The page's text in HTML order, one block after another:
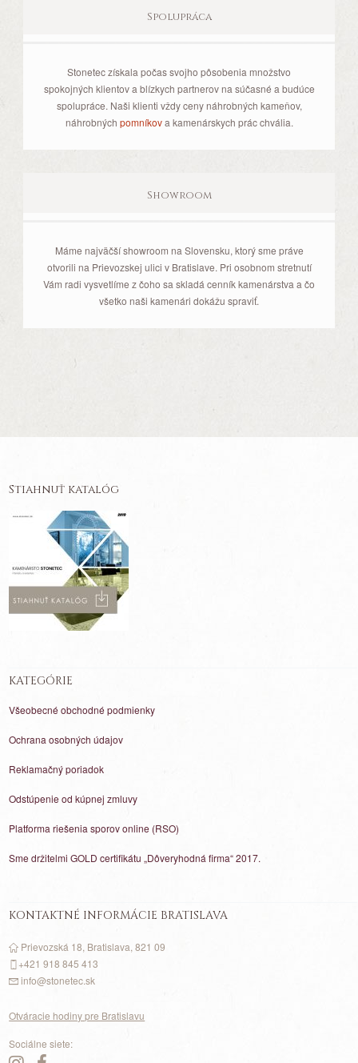
Spolupráca
Stonetec získala počas svojho pôsobenia množstvo
spokojných klientov a blízkych partnerov na súčasné a budúce
spolupráce. Naši klienti vždy ceny náhrobných kameňov,
náhrobných pomníkova kamenárskych prác chvália.
Showroom
Máme najväčší showroom na Slovensku, ktorý sme práve
otvorili na Prievozskej ulici v Bratislave. Pri osobnom stretnutí
Vám radi vysvetlíme z čoho sa skladá cenník kamenárstva a čo
všetko naši kamenári dokážu spraviť.
Stiahnuť katalóg
KATEGÓRIE
Všeobecné obchodné podmienky
Ochrana osobných údajov
Reklamačný poriadok
Odstúpenie od kúpnej zmluvy
Platforma riešenia sporov online (RSO)
Sme držitelmi GOLD certifikátu „Dôveryhodná firma“ 2017.
KONTAKTNÉ INFORMÁCIE BRATISLAVA
Prievozská 18, Bratislava, 821 09
+421 918 845 413
info@stonetec.sk
Otváracie hodiny pre Bratislavu
Sociálne siete: